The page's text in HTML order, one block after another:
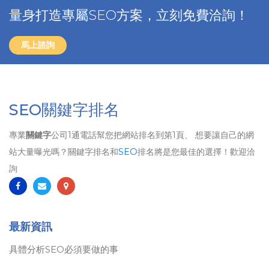
量身打造專屬SEO方案，立刻免費洽詢！
馬上諮詢
SEO關鍵字排名
專業關鍵字公司1通電話幫您把網站排名到第1頁、 想要讓自己的網
站大量曝光嗎？關鍵字排名和SEO排名將是您最佳的選擇！歡迎洽
詢
最新資訊
具體分析SEO必須要做的事